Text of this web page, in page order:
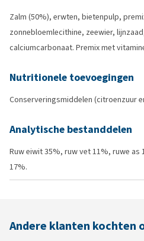
Zalm (50%), erwten, bietenpulp,
zonnebloemlecithine, zeewier,
calciumcarbonaat. Premix met
Nutritionele toevoegingen
Conserveringsmiddelen (citroenzuur
Analytische bestanddelen
Ruw eiwit 35%, ruw vet 11%, ruwe
17%.
Andere klanten kochten